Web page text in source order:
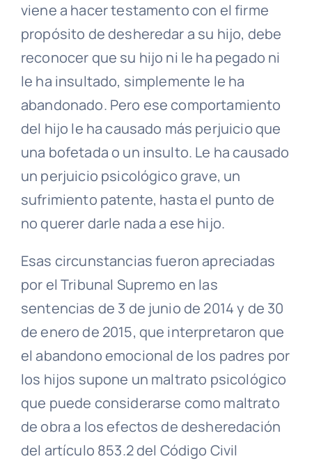
viene a hacer testamento con el firme
propósito de desheredar a su hijo, debe
reconocer que su hijo ni le ha pegado ni
le ha insultado, simplemente le ha
abandonado. Pero ese comportamiento
del hijo le ha causado más perjuicio que
una bofetada o un insulto. Le ha causado
un perjuicio psicológico grave, un
sufrimiento patente, hasta el punto de
no querer darle nada a ese hijo.
Esas circunstancias fueron apreciadas
por el Tribunal Supremo en las
sentencias de 3 de junio de 2014 y de 30
de enero de 2015, que interpretaron que
el abandono emocional de los padres por
los hijos supone un maltrato psicológico
que puede considerarse como maltrato
de obra a los efectos de desheredación
del artículo 853.2 del Código Civil